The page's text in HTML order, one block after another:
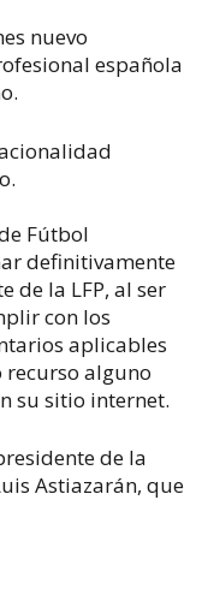
nuevo
española
Fútbol
definitivamente
de la LFP, al ser
con los
aplicables
recurso alguno
su sitio internet.
de la
Astiazarán, que